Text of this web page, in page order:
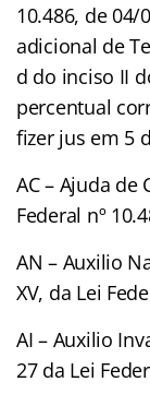
10.486, de 04/
adicional de
d do inciso II
percentual
fizer jus em 5
AC – Ajuda de
Federal nº
AN – Auxilio
XV, da Lei
AI – Auxilio
27 da Lei